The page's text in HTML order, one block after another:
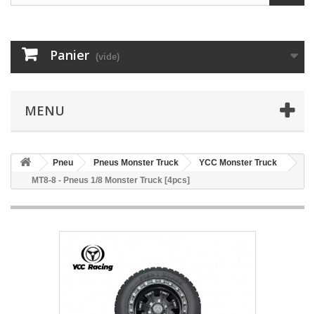
Panier (vide)
MENU
Pneu Pneus Monster Truck
YCC Monster Truck
MT8-8 - Pneus 1/8 Monster Truck [4pcs]